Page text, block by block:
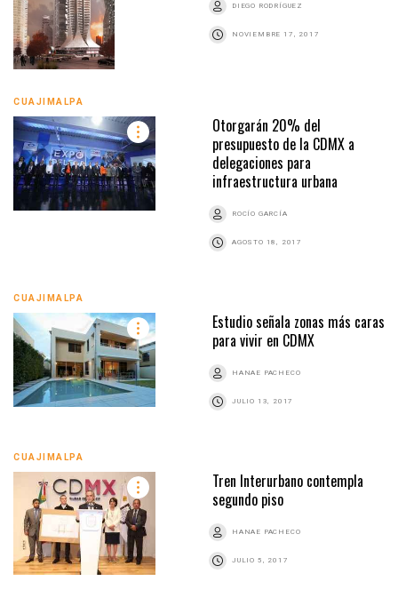
DIEGO RODRÍGUEZ
NOVIEMBRE 17, 2017
CUAJIMALPA
Otorgarán 20% del
presupuesto de la CDMX a
delegaciones para
infraestructura urbana
ROCÍO GARCÍA
AGOSTO 18, 2017
CUAJIMALPA
Estudio señala zonas más caras
para vivir en CDMX
HANAE PACHECO
JULIO 13, 2017
CUAJIMALPA
Tren Interurbano contempla
segundo piso
HANAE PACHECO
JULIO 5, 2017